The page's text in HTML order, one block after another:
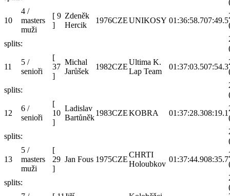
10
4 /
masters
muži
[ 9
]
Zdeněk
Hercik
1976CZEUNIKOSY 01:36:58.707:49.5
splits:
11
5 /
senioři
[
37
]
Michal
Jarůšek
1982CZE
Ultima K.
Lap Team
01:37:03.507:54.3
splits:
12
6 /
senioři
[
10
]
Ladislav
Bartůněk
1983CZEKOBRA 01:37:28.308:19.1
splits:
13
5 /
masters
muži
[
29
]
Jan Fous 1975CZE
CHRTI
Holoubkov
01:37:44.908:35.7
splits: